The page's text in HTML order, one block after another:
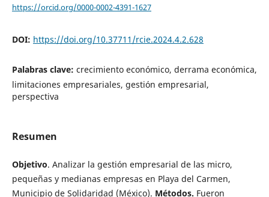
https://orcid.org/0000-0002-4391-1627
DOI: https://doi.org/10.37711/rcie.2024.4.2.628
Palabras clave: crecimiento económico, derrama económica,
limitaciones empresariales, gestión empresarial,
perspectiva
Resumen
Objetivo. Analizar la gestión empresarial de las micro,
pequeñas y medianas empresas en Playa del Carmen,
Municipio de Solidaridad (México). Métodos. Fueron